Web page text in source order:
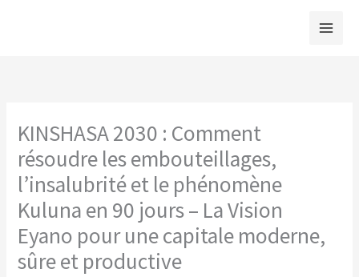
KINSHASA 2030 : Comment
résoudre les embouteillages,
l’insalubrité et le phénomène
Kuluna en 90 jours – La Vision
Eyano pour une capitale moderne,
sûre et productive